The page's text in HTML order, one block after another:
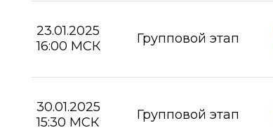
23.01.2025
16:00 МСК
Групповой этап
30.01.2025
15:30 МСК
Групповой этап